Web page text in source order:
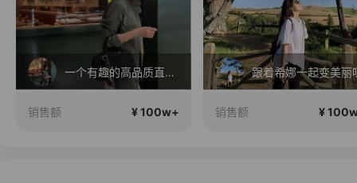
一个有趣的高品质直播间~
销售额 ¥ 100w+
跟着希娜一起变美丽
销售额 ¥